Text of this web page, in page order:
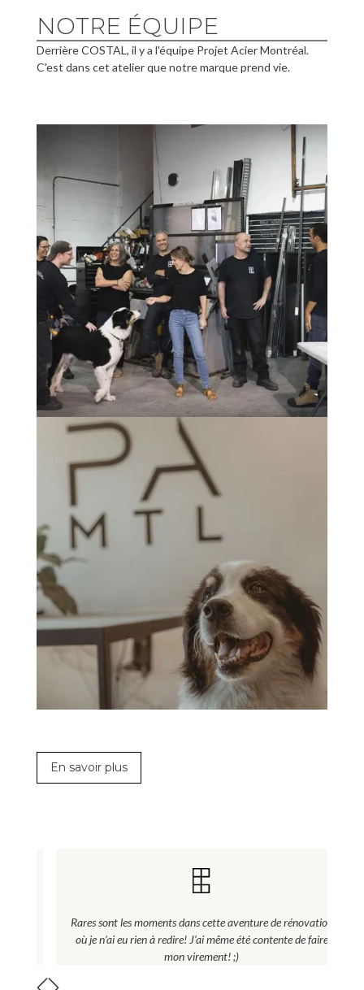
NOTRE ÉQUIPE
Derrière COSTAL, il y a l'équipe Projet Acier Montréal.
C'est dans cet atelier que notre marque prend vie.
En savoir plus
Rares sont les moments dans cette aventure de rénovation
où je n’ai eu rien à redire! J’ai même été contente de faire
mon virement! ;)